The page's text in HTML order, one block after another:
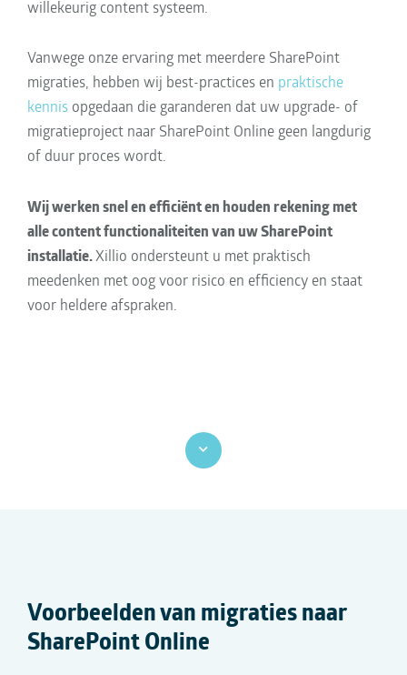
willekeurig content systeem.
Vanwege onze ervaring met meerdere SharePoint
migraties, hebben wij best-practices en praktische
kennis opgedaan die garanderen dat uw upgrade- of
migratieproject naar SharePoint Online geen langdurig
of duur proces wordt.
Wij werken snel en efficiënt en houden rekening met
alle content functionaliteiten van uw SharePoint
installatie.Xillio ondersteunt u met praktisch
meedenken met oog voor risico en efficiency en staat
voor heldere afspraken.
Voorbeelden van migraties naar
SharePoint Online